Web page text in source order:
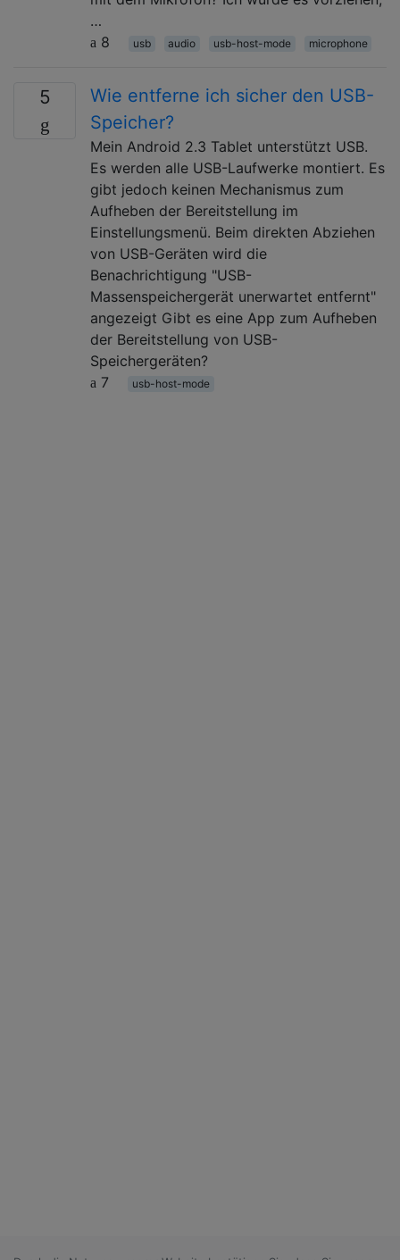
…
8
usb audio usb-host-mode microphone
5
Wie entferne ich sicher den USB-
Speicher?
Mein Android 2.3 Tablet unterstützt USB.
Es werden alle USB-Laufwerke montiert. Es
gibt jedoch keinen Mechanismus zum
Aufheben der Bereitstellung im
Einstellungsmenü. Beim direkten Abziehen
von USB-Geräten wird die
Benachrichtigung "USB-
Massenspeichergerät unerwartet entfernt"
angezeigt Gibt es eine App zum Aufheben
der Bereitstellung von USB-
Speichergeräten?
7
usb-host-mode